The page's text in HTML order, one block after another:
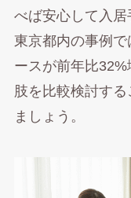
べば安心して入
東京都内の事例
ースが前年比
肢を比較検討す
ましょう。